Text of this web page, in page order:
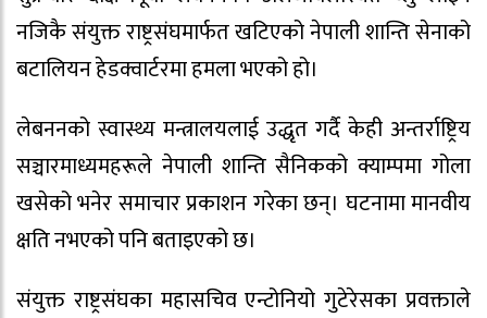
नजिकै संयुक्त राष्ट्रसंघमार्फत खटिएको नेपाली शान्ति सेनाको
बटालियन हेडक्वार्टरमा हमला भएको हो।
लेबननको स्वास्थ्य मन्त्रालयलाई उद्धृत गर्दै केही अन्तर्राष्ट्रिय
सञ्चारमाध्यमहरूले नेपाली शान्ति सैनिकको क्याम्पमा गोला
खसेको भनेर समाचार प्रकाशन गरेका छन्। घटनामा मानवीय
क्षति नभएको पनि बताइएको छ।
संयुक्त राष्ट्रसंघका महासचिव एन्टोनियो गुटेरेसका प्रवक्ताले